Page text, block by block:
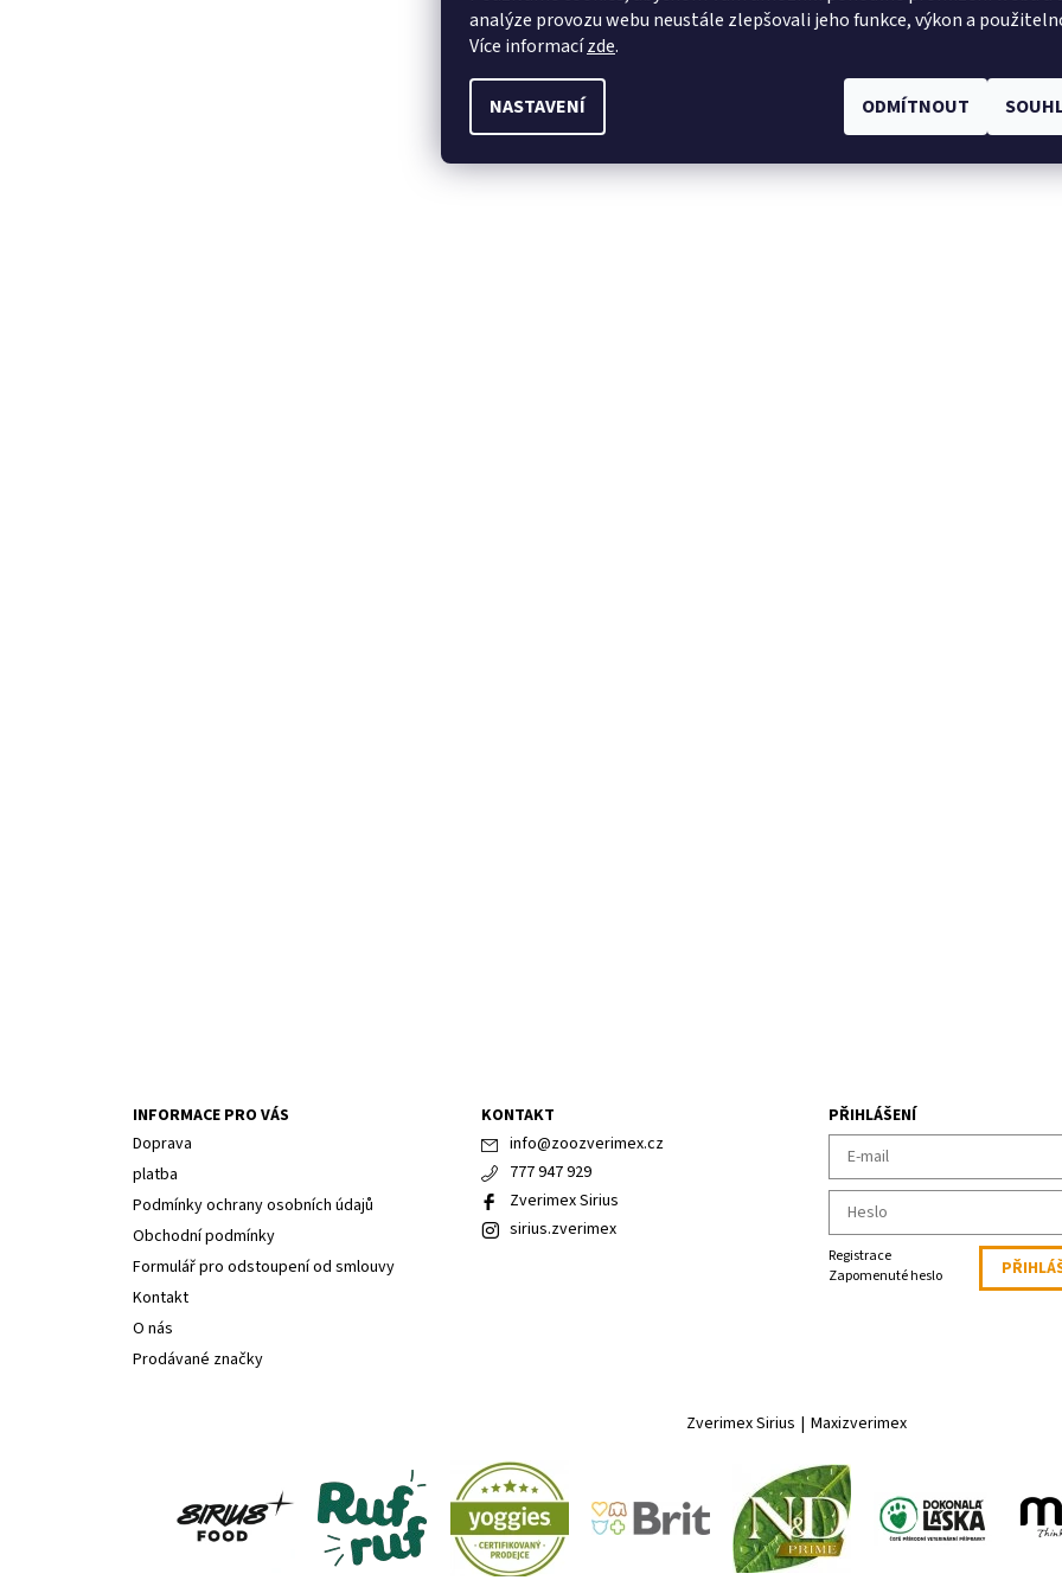
INFORMACE PRO VÁS
Doprava
platba
Podmínky ochrany osobních údajů
Obchodní podmínky
Formulář pro odstoupení od smlouvy
Kontakt
O nás
Prodávané značky
KONTAKT
info@zoozverimex.cz
777 947 929
Zverimex Sirius
sirius.zverimex
PŘIHLÁŠENÍ
Registrace
Zapomenuté heslo
Zverimex Sirius | Maxizverimex
analýze provozu webu neustále zlepšovali jeho funkce, výkon a
Více informacízde.
NASTAVENÍ ODMÍTNOUT